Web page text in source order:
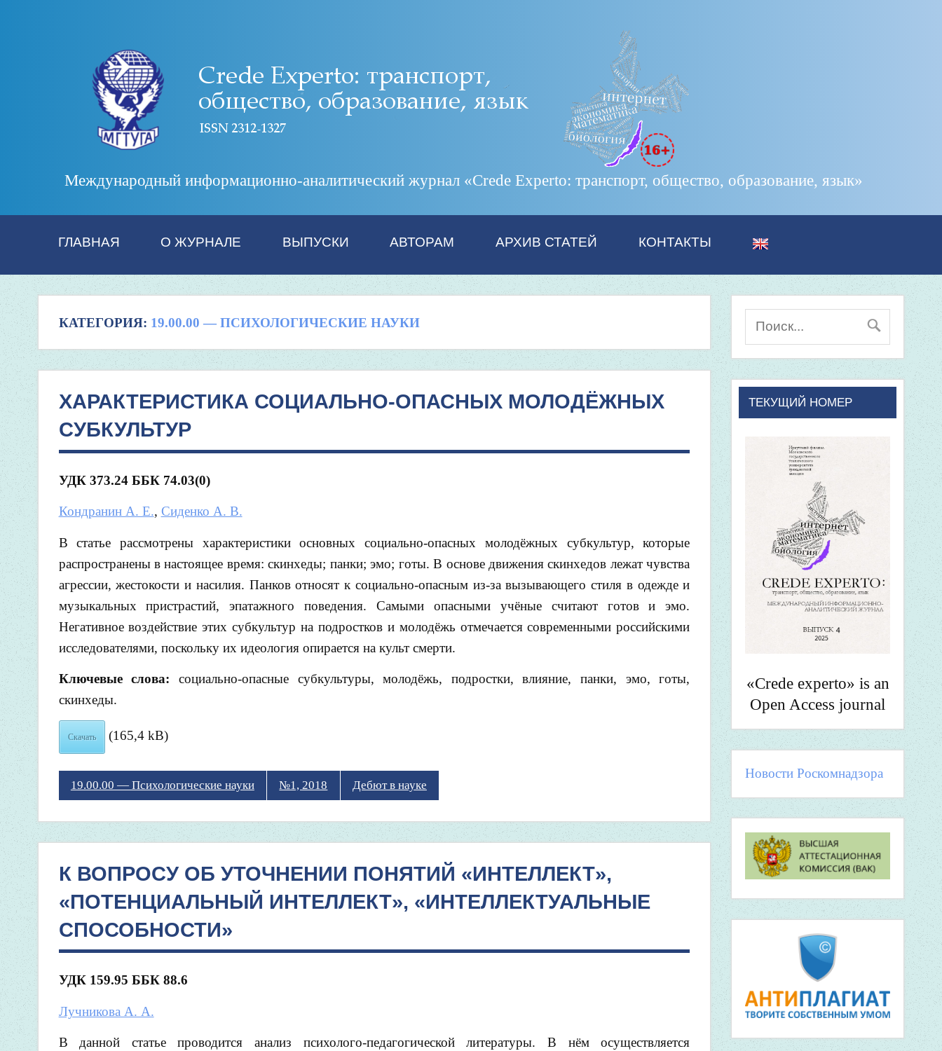
Международный информационно-аналитический журнал «Crede Experto: транспорт, общество, образование, язык»
ГЛАВНАЯ О ЖУРНАЛЕ ВЫПУСКИ АВТОРАМ АРХИВ СТАТЕЙ КОНТАКТЫ
КАТЕГОРИЯ: 19.00.00 — ПСИХОЛОГИЧЕСКИЕ НАУКИ
ХАРАКТЕРИСТИКА СОЦИАЛЬНО-ОПАСНЫХ МОЛОДЁЖНЫХ
СУБКУЛЬТУР
УДК 373.24 ББК 74.03(0)
Кондранин А. Е., Сиденко А. В.
В статье рассмотрены характеристики основных социально-опасных молодёжных субкультур, которые
распространены в настоящее время: скинхеды; панки; эмо; готы. В основе движения скинхедов лежат чувства
агрессии, жестокости и насилия. Панков относят к социально-опасным из-за вызывающего стиля в одежде и
музыкальных пристрастий, эпатажного поведения. Самыми опасными учёные считают готов и эмо.
Негативное воздействие этих субкультур на подростков и молодёжь отмечается современными российскими
исследователями, поскольку их идеология опирается на культ смерти.
Ключевые слова: социально-опасные субкультуры, молодёжь, подростки, влияние, панки, эмо, готы,
скинхеды.
Скачать (165,4 kB)
19.00.00 — Психологические науки №1, 2018 Дебют в науке
К ВОПРОСУ ОБ УТОЧНЕНИИ ПОНЯТИЙ «ИНТЕЛЛЕКТ»,
«ПОТЕНЦИАЛЬНЫЙ ИНТЕЛЛЕКТ», «ИНТЕЛЛЕКТУАЛЬНЫЕ
СПОСОБНОСТИ»
УДК 159.95 ББК 88.6
Лучникова А. А.
В данной статье проводится анализ психолого-педагогической литературы. В нём осуществляется
ТЕКУЩИЙ НОМЕР
«Crede experto» is an
Open Access journal
Новости Роскомнадзора